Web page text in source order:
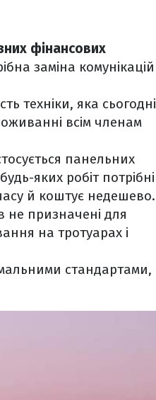
фінансових
заміна комунікацій
техніки, яка сьогодні
всім членам
панельних
яких робіт потрібні
й коштує недешево.
не призначені для
на тротуарах і
стандартами,